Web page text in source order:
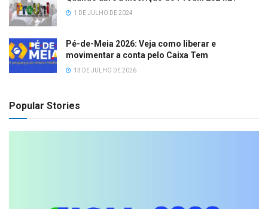
1 DE JULHO DE 2024
Pé-de-Meia 2026: Veja como liberar e
movimentar a conta pelo Caixa Tem
13 DE JULHO DE 2026
Popular Stories